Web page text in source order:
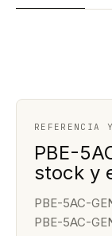
REFERENCIA
PBE-
stock y
PBE-5AC-
PBE-5AC-